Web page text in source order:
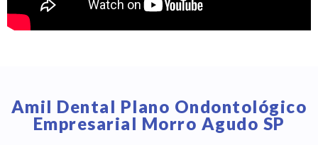
Amil Dental Plano Ondontológico
Empresarial Morro Agudo SP